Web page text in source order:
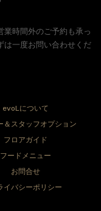
時間外のご予約も承っ
は一度お問い合わせくだ
evoLについて
＆スタッフオプション
フロアガイド
フードメニュー
お問合せ
イバシーポリシー